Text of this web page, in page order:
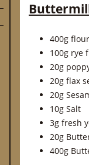
400g
100g rye
20g
20g flax
20g
10g Salt
3g fresh
20g
400g